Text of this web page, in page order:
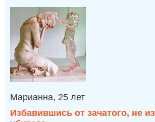
Марианна, 25 лет
Избавившись от зачатого, не